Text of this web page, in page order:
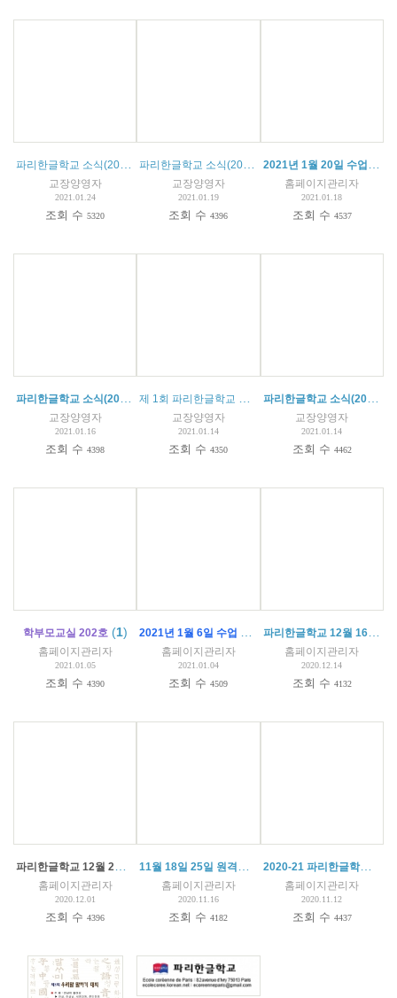
파리한글학교 소식(2021.01.22)
교장양영자
2021.01.24
조회 수5320
파리한글학교 소식(2021.01.19)
교장양영자
2021.01.19
조회 수4396
2021년 1월 20일 수업시간 조정 14:10~16:30
홈페이지관리자
2021.01.18
조회 수 4537
파리한글학교 소식(2021.01.16) * 통행증(ATTESTATION) 정보
교장양영자
2021.01.16
조회 수4398
제 1회 파리한글학교 우리말 말하기 대회 결과
교장양영자
2021.01.14
조회 수4350
파리한글학교 소식(2021. 01. 09)
교장양영자
2021.01.14
조회 수 4462
학부모교실 202호 (1)
홈페이지관리자
2021.01.05
조회 수4390
2021년 1월 6일 수업 안내 (대면 수업)/ Cours du 6 Janvier 2021 en Présentiel
홈페이지관리자
2021.01.04
조회 수4509
파리한글학교 12월 16일 원격 수업 진행
홈페이지관리자
2020.12.14
조회 수 4132
파리한글학교 12월 2일과 9일 원격 수업 진행 (1)
홈페이지관리자
2020.12.01
조회 수4396
11월 18일 25일 원격수업 (1)
홈페이지관리자
2020.11.16
조회 수4182
2020-21 파리한글학교 학생 학부모 규칙
홈페이지관리자
2020.11.12
조회 수 4437